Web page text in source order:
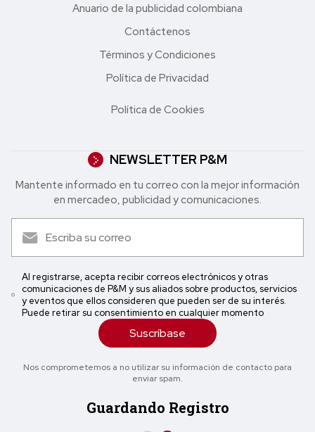
Anuario de la publicidad colombiana
Contáctenos
Términos y Condiciones
Política de Privacidad
Política de Cookies
NEWSLETTER P&M
Mantente informado en tu correo con la mejor in formación
en mercadeo, publicidad y comunicaciones.
Al registrarse, acepta recibir correos electrónicos y otras
comunicaciones de P&M y sus aliados sobre productos, servicios
y eventos que ellos consideren que pueden ser de su interés.
Puede retirar su consentimiento en cualquier momento
Suscríbase
Nos comprometemos a no utilizar su información de contacto para
enviar spam.
Guardando Registro